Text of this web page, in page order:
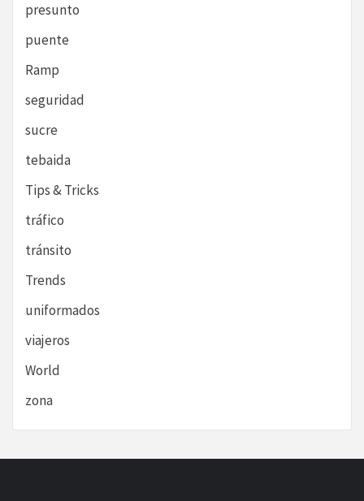
presunto
puente
Ramp
seguridad
sucre
tebaida
Tips & Tricks
tráfico
tránsito
Trends
uniformados
viajeros
World
zona